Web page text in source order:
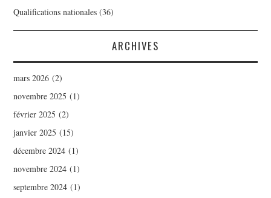
Qualifications nationales (36)
ARCHIVES
mars 2026 (2)
novembre 2025 (1)
février 2025 (2)
janvier 2025 (15)
décembre 2024 (1)
novembre 2024 (1)
septembre 2024 (1)